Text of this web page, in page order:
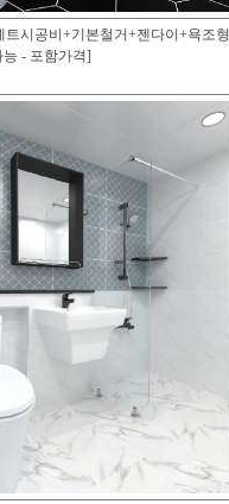
트시공비+기본철거+젠다이+욕조형
- 포함가격]